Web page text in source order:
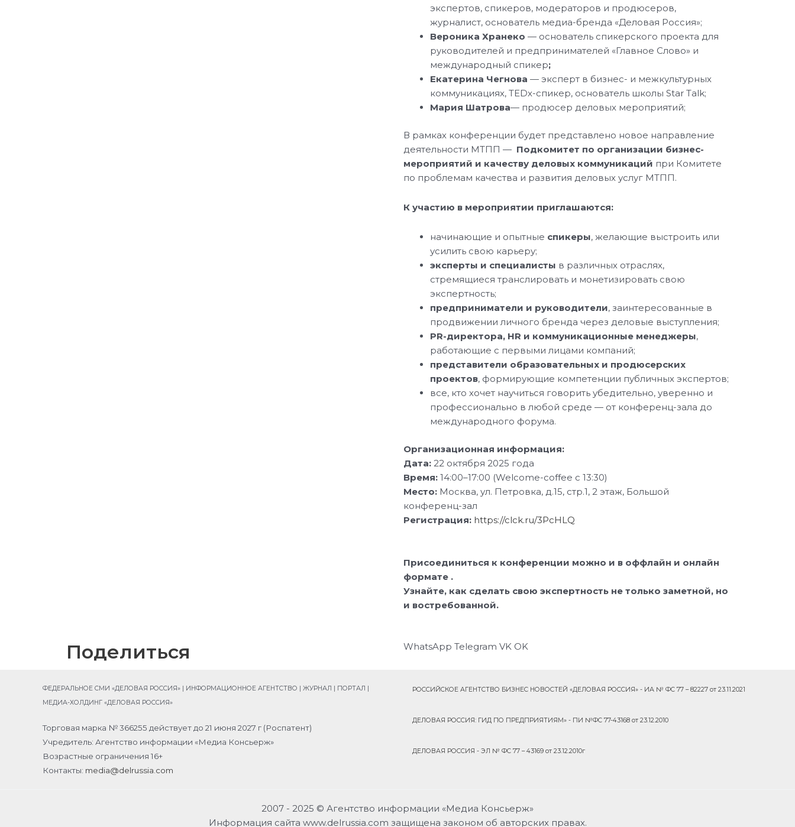
экспертов, спикеров, модераторов и продюсеров,
журналист, основатель медиа-бренда «Деловая Россия»;
Вероника Хранеко — основатель спикерского проекта для
руководителей и предпринимателей «Главное Слово» и
международный спикер;
Екатерина Чегнова — эксперт в бизнес- и межкультурных
коммуникациях, TEDx-спикер, основатель школы Star Talk;
Мария Шатрова— продюсер деловых мероприятий;
В рамках конференции будет представлено новое направление
деятельности МТПП — Подкомитет по организации бизнес-
мероприятий и качеству деловых коммуникаций при Комитете
по проблемам качества и развития деловых услуг МТПП.
К участию в мероприятии приглашаются:
начинающие и опытные спикеры, желающие выстроить или
усилить свою карьеру;
эксперты и специалисты в различных отраслях,
стремящиеся транслировать и монетизировать свою
экспертность;
предприниматели и руководители, заинтересованные в
продвижении личного бренда через деловые выступления;
PR-директора, HR и коммуникационные менеджеры,
работающие с первыми лицами компаний;
представители образовательных и продюсерских
проектов, формирующие компетенции публичных экспертов;
все, кто хочет научиться говорить убедительно, уверенно и
профессионально в любой среде — от конференц-зала до
международного форума.
Организационная информация:
Дата: 22 октября 2025 года
Время: 14:00–17:00 (Welcome-coffee с 13:30)
Место: Москва, ул. Петровка, д.15, стр.1, 2 этаж, Большой
конференц-зал
Регистрация: https://clck.ru/3PcHLQ
Присоединиться к конференции можно и в оффлайн и онлайн
формате .
Узнайте, как сделать свою экспертность не только заметной, но
и востребованной.
Поделиться
S
a
WhatsApp S
r
o
Telegram S
r
o
VK S
r
o
OK
ФЕДЕРАЛЬНОЕ СМИ «ДЕЛОВАЯ РОССИЯ» | ИНФОРМАЦИОННОЕ АГЕНТСТВО | ЖУРНАЛ | ПОРТАЛ |
МЕДИА-ХОЛДИНГ «ДЕЛОВАЯ РОССИЯ»
Торговая марка № 366255 действует до 21 июня 2027 г (Роспатент)
Учредитель: Агентство информации «Медиа Консьерж»
Возрастные ограничения 16+
Контакты: media@delrussia.com
РОССИЙСКОЕ АГЕНТСТВО БИЗНЕС НОВОСТЕЙ «ДЕЛОВАЯ РОССИЯ» - ИА № ФС 77 – 82227 от 23.11.2021
ДЕЛОВАЯ РОССИЯ: ГИД ПО ПРЕДПРИЯТИЯМ» - ПИ №ФС 77-43168 от 23.12.2010
ДЕЛОВАЯ РОССИЯ - ЭЛ № ФС 77 – 43169 от 23.12.2010г
2007 - 2025 © Агентство информации «Медиа Консьерж»
Информация сайта www.delrussia.com защищена законом об авторских правах.